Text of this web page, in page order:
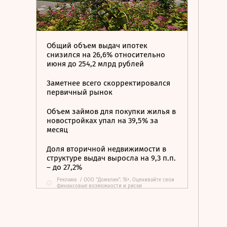
Общий объем выдач ипотек
снизился на 26,6% относительно
июня до 254,2 млрд рублей
Заметнее всего скорректировался
первичный рынок
Объем займов для покупки жилья в
новостройках упал на 39,5% за
месяц
Доля вторичной недвижимости в
структуре выдач выросла на 9,3 п.п.
– до 27,2%
Реклама / ООО "Домклик". 16+. Оценивайте свои
финансовые возможности и риски